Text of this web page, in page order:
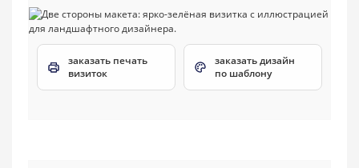
заказать печать
визиток
заказать дизайн
по шаблону